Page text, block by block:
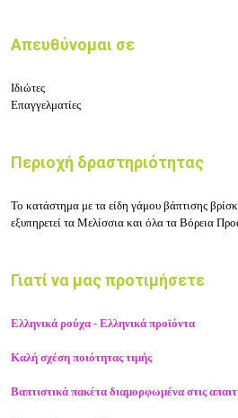
Απευθύνομαι σε
Ιδιώτες
Επαγγελματίες
Περιοχή δραστηριότητας
Το κατάστημα με τα είδη γάμου βάπτισης
εξυπηρετεί τα Μελίσσια και όλα τα Βόρεια
Γιατί να μας προτιμήσετε
Ελληνικά ρούχα - Ελληνικά προϊόντα
Καλή σχέση ποιότητας τιμής
Βαπτιστικά πακέτα διαμορφωμένα στις